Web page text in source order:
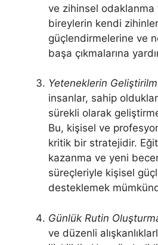
ve zihinsel odaklanma
bireylerin kendi
güçlendirmelerine ve
başa çıkmalarına
Yeteneklerin
insanlar, sahip
sürekli olarak
Bu, kişisel ve
kritik bir stratejidir.
kazanma ve yeni
süreçleriyle kişisel
desteklemek
Günlük Rutin
ve düzenli